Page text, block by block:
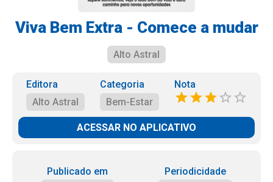
Viva Bem Extra - Comece a mudar
Alto Astral
Editora
Alto Astral
Categoria
Bem-Estar
Nota
ACESSAR NO APLICATIVO
Publicado em
Periodicidade